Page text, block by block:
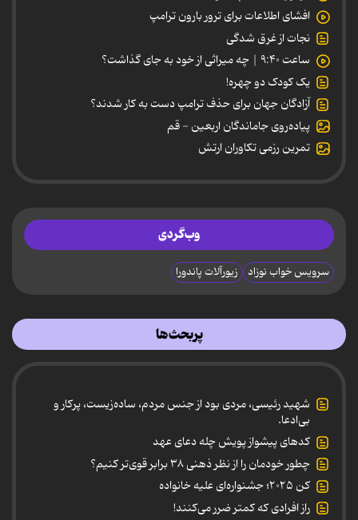
افشای اطلاعات برای ترور بارون ترامپ
نجات از غرق شدگی
ساعت ۹:۴۰ | چه میراثی از خود به جای گذاشت؟
یک کودک دو چهره!
آزادگان جهان برای حذف ترامپ دست به کار شدند؟
پیاده‌روی جاماندگان اربعین - قم
تمرین رزمی تکاوران ارتش
وب‌گردی
سرویس خواب نوزاد زیورآلات پاندورا
پربحث‌ها
شهید رئیسی، مردی بود از جنس مردم، ساده‌زیست، پرکار و
بی‌ادعا.
کدهای پیشواز پویش چله دعای عهد
چطور خودمان را از نظر ذهنی ۳۸ برابر قوی‌تر کنیم؟
کن ۲۰۲۵؛ جشنواره‌ای علیه خانواده
راز افرادی که کمتر ضرر می‌کنند!